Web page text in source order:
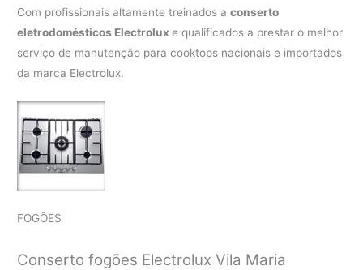
Com profissionais altamente treinados aconserto
eletrodomésticos Electroluxe qualificados a prestar o melhor
serviço de manutenção para cooktops nacionais e importados
da marca Electrolux.
FOGÕES
Conserto fogões Electrolux Vila Maria